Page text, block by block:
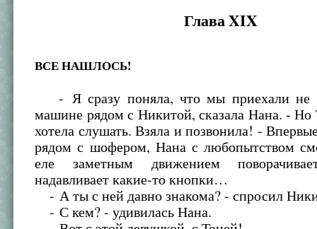
Глава XIX
ВСЕ НАШЛОСЬ!
- Я сразу поняла, что мы приехали не
машине рядом с Никитой, сказала Нана. - Но
хотела слушать. Взяла и позвонила! -
рядом с шофером, Нана с любопытством
еле заметным движением
надавливает какие-то кнопки…
- А ты с ней давно знакома? - спросил
- С кем? - удивилась Нана.